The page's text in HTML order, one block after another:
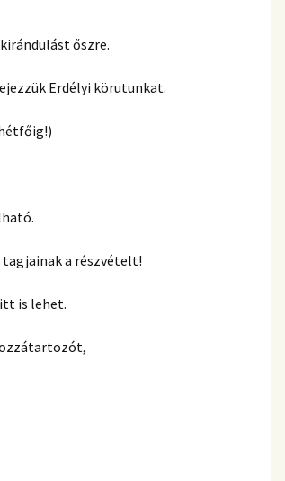
őszre.
Erdélyi körutunkat.
tagjainak a részvételt!
is lehet.